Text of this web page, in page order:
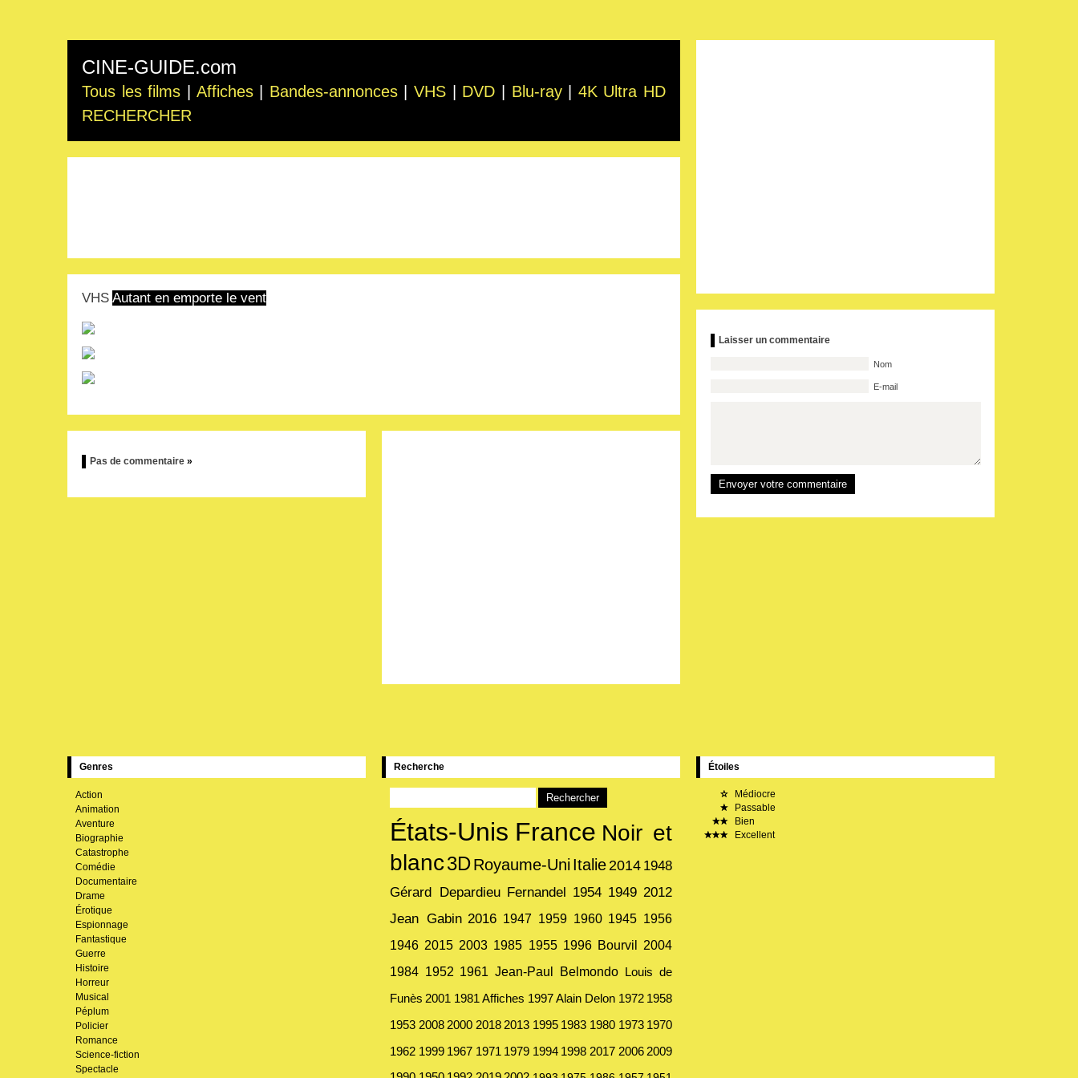
CINE-GUIDE.com
Tous les films Affiches Bandes-annonces VHS DVD Blu-ray
4K Ultra HD
RECHERCHER
VHS Autant en emporte le vent
Laisser un commentaire
Nom
E-mail
Pas de commentaire »
Genres
Action
Animation
Aventure
Biographie
Catastrophe
Comédie
Documentaire
Drame
Érotique
Espionnage
Fantastique
Guerre
Histoire
Horreur
Musical
Péplum
Policier
Romance
Science-fiction
Spectacle
Recherche
États-Unis France Noir et
blanc3DRoyaume-Uni Italie 2014 1948
Gérard Depardieu Fernandel 1954 1949 2012
Jean Gabin 2016 1947 1959 1960 1945 1956
1946 2015 2003 1985 1955 1996 Bourvil
2004
1984 1952 1961 Jean-Paul Belmondo Louis de
Funès 2001 1981 Affiches 1997 Alain Delon 1972 1958
1953 2008 2000 2018 2013 1995 1983 1980 1973 1970
1962 1999 1967 1971 1979 1994 1998 2017 2006 2009
Étoiles
Médiocre
Passable
Bien
Excellent